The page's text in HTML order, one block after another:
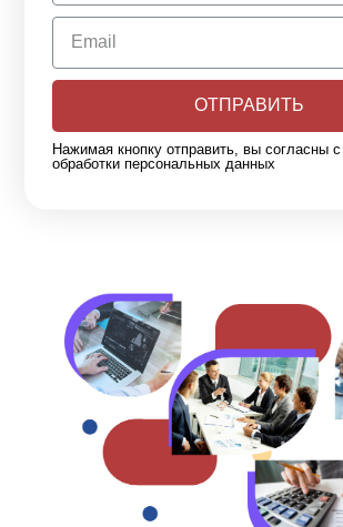
ОТПРАВИТЬ
Нажимая кнопку отправить, вы согласны
обработки персональных данных